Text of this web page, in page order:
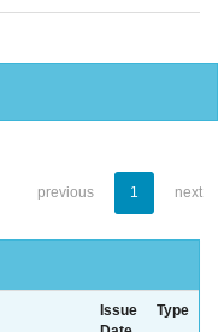
previous 1 next
Issue
Type